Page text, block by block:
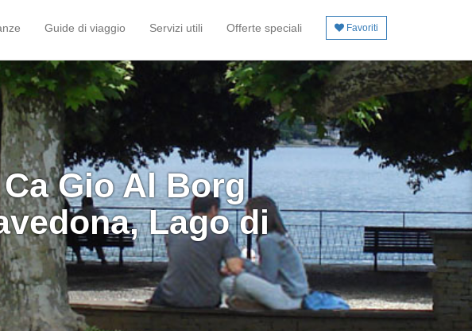
Guide di viaggio Servizi utili Offerte speciali Favoriti
Gio Al Borg
Lago di